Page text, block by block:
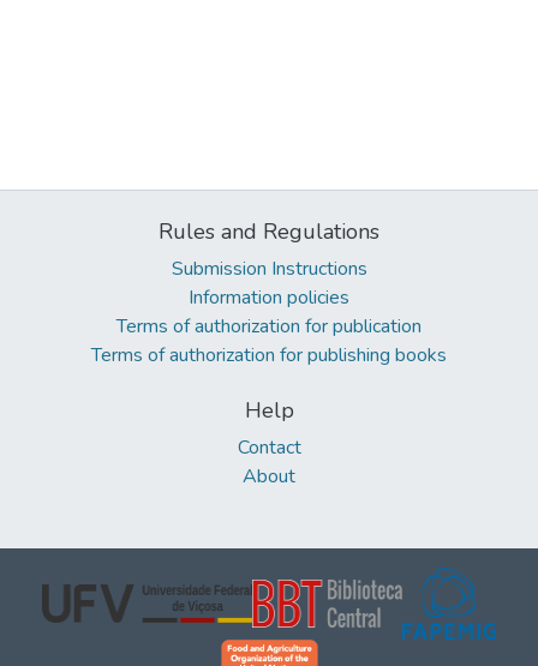
Rules and Regulations
Submission Instructions
Information policies
Terms of authorization for publication
Terms of authorization for publishing books
Help
Contact
About